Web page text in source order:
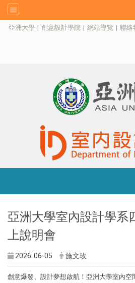
亞洲大學 | 創意設計學院 | 網站導覽 | 聯絡
亞洲大學室內設計學系
上說明會
2026-06-05 施文玫
創意爆發、設計夢想啟航！亞洲大學室內空